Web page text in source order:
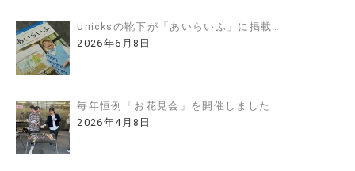
Unicksの靴下が「あいらいふ」に掲載…
2026年6月8日
毎年恒例「お花見会」を開催しました
2026年4月8日